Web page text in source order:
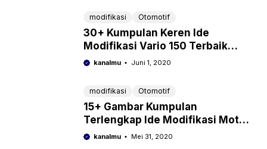
modifikasi Otomotif
30+ Kumpulan Keren Ide
Modifikasi Vario 150 Terbaik
2022
kanalmu Juni 1, 2020
modifikasi Otomotif
15+ Gambar Kumpulan
Terlengkap Ide Modifikasi Motor
kanalmu Mei 31, 2020